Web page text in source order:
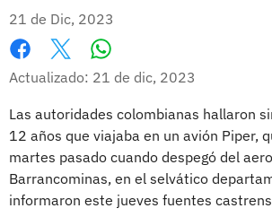
21 de Dic, 2023
Facebook
X
Actualizado: 21 de dic, 2023
Las autoridades colombianas hallaron
12 años que viajaba en un avión Piper,
martes pasado cuando despegó del
Barrancominas, en el selvático
informaron este jueves fuentes